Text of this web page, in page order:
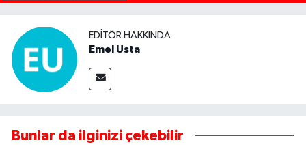
EDITÖR HAKKINDA
Emel Usta
Bunlar da ilginizi çekebilir